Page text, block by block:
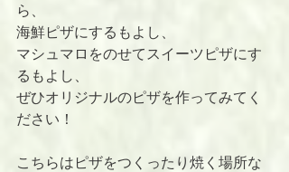
ら、
海鮮ピザにするもよし、
マシュマロをのせてスイーツピザにす
るもよし、
ぜひオリジナルのピザを作ってみてく
ださい！
こちらはピザをつくったり焼く場所な